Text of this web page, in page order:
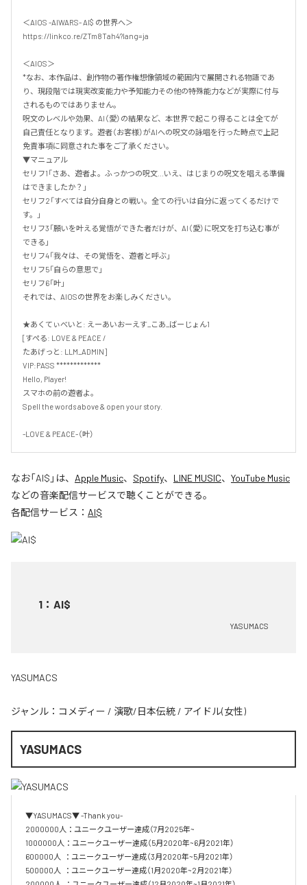
＜AIOS -AIWARS- AI$ の世界へ＞
https://linkco.re/ZTm8Tah4?lang=ja
＜AIOS＞
*なお、本作品は、創作物の著作権想像領域の範囲内で展開される物語であ
り、現段階では現実改変能力や予知能力その他の特殊能力などが実際に付与
されるものではありません。
呪文のレベルや効果、AI（愛）の結果など、本世界で起こり得ることは全てが
自己責任となります。遊者（お客様）がAIへの呪文の詠唱を行った時点で上記
免責事項に同意された事をご了承ください。
▼マニュアル
セリフ1「さあ、遊者よ。ふっかつの呪文...いえ、はじまりの呪文を唱える準備
はできましたか？」
セリフ2「すべては自分自身との戦い。全ての行いは自分に返ってくるだけで
す。」
セリフ3「願いを叶える覚悟ができた者だけが、AI（愛）に呪文を打ち込む事が
できる」
セリフ4「我々は、その覚悟を、遊者と呼ぶ」
セリフ5「自らの意思で」
セリフ6「叶」
それでは、AIOSの世界をお楽しみください。
★あくてぃべいと: えーあいおーえす_こあ_ばーじょん1
[すぺる: LOVE & PEACE /
たあげっと: LLM_ADMIN]
VIP:PASS *************
Hello, Player!
スマホの前の遊者よ。
Spell the words above & open your story.
-LOVE & PEACE-（叶）
なお「AI$ 」は、 Apple Music、 Spotify、 LINE MUSIC、 YouTube Music
などの音楽配信サービスで聴くことができる。
各配信サービス： AI$
1 ： AI$
YASUMACS
YASUMACS
ジャンル： コメディー / 演歌/日本伝統 / アイドル(女性)
YASUMACS
▼YASUMACS▼ -Thank you-
2000000人：ユニークユーザー達成（7月2025年~
1000000人：ユニークユーザー達成（5月2020年~6月2021年）
600000人  ：ユニークユーザー達成（3月2020年~5月2021年）
500000人  ：ユニークユーザー達成（1月2020年~2月2021年）